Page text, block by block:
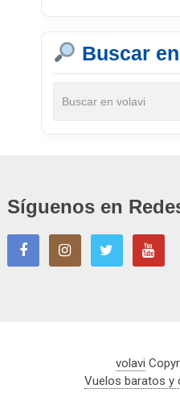
Buscar
Síguenos en
volavi
Vuelos baratos y